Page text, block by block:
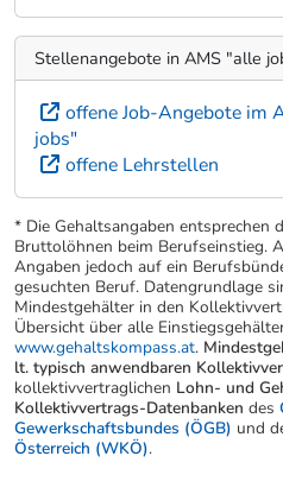
Stellenangebote in AMS "alle
offene Job-Angebote im
jobs"
offene Lehrstellen
* Die Gehaltsangaben entsprechen
Bruttolöhnen beim Berufseinstieg.
Angaben jedoch auf ein
gesuchten Beruf. Datengrundlage
Mindestgehälter in den
Übersicht über alle
www.gehaltskompass.at.
lt. typisch anwendbaren
kollektivvertraglichen Lohn- und
Kollektivvertrags-Datenbanken des
Gewerkschaftsbundes (ÖGB) und
Österreich (WKÖ).